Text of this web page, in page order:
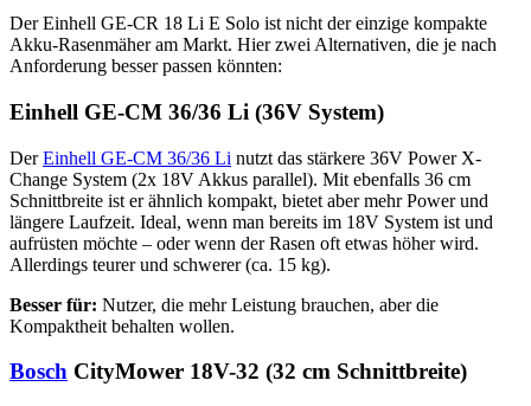
Der Einhell GE-CR 18 Li E Solo ist nicht der einzige kompakte
Akku-Rasenmäher am Markt. Hier zwei Alternativen, die je nach
Anforderung besser passen könnten:
Einhell GE-CM 36/36 Li (36V System)
DerEinhell GE-CM 36/36 Li nutzt das stärkere 36V Power X-
Change System (2x 18V Akkus parallel). Mit ebenfalls 36 cm
Schnittbreite ist er ähnlich kompakt, bietet aber mehr Power und
längere Laufzeit. Ideal, wenn man bereits im 18V System ist und
aufrüsten möchte – oder wenn der Rasen oft etwas höher wird.
Allerdings teurer und schwerer (ca. 15 kg).
Besser für: Nutzer, die mehr Leistung brauchen, aber die
Kompaktheit behalten wollen.
Bosch CityMower 18V-32 (32 cm Schnittbreite)